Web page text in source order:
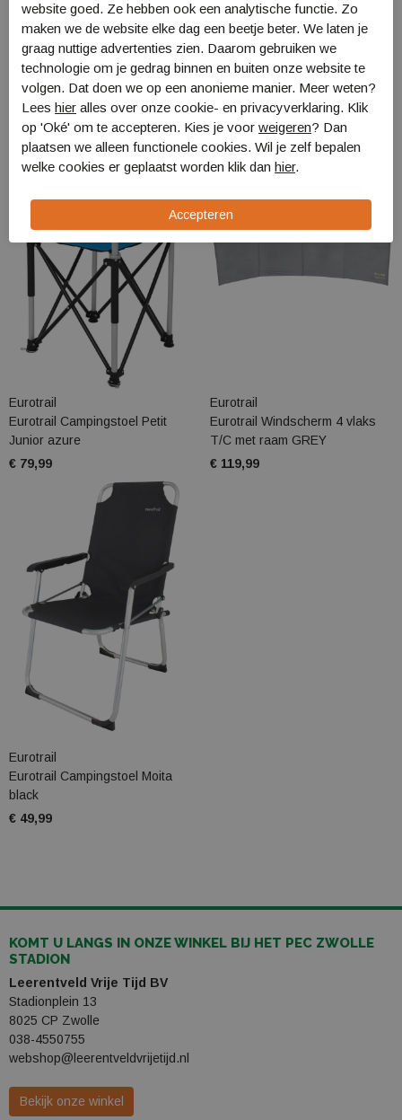
Verzending en levering
Gerelateerde producten
Eurotrail
Eurotrail Campingstoel Petit
Junior azure
€ 79,99
Eurotrail
Eurotrail Windscherm 4 vlaks
T/C met raam GREY
€ 119,99
Eurotrail
Eurotrail Campingstoel Moita
black
€ 49,99
KOMT U LANGS IN ONZE WINKEL BIJ HET PEC ZWOLLE
STADION
Leerentveld Vrije Tijd BV
Stadionplein 13
8025 CP Zwolle
038-4550755
webshop@leerentveldvrijetijd.nl
Bekijk onze winkel
website goed. Ze hebben ook een analytische functie. Zo
maken we de website elke dag een beetje beter. We laten je
graag nuttige advertenties zien. Daarom gebruiken we
technologie om je gedrag binnen en buiten onze website te
volgen. Dat doen we op een anonieme manier. Meer weten?
Lees hier alles over onze cookie- en privacyverklaring. Klik
op 'Oké' om te accepteren. Kies je voor weigeren? Dan
plaatsen we alleen functionele cookies. Wil je zelf bepalen
welke cookies er geplaatst worden klik dan hier.